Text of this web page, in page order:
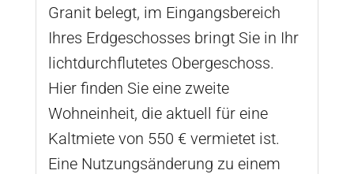
Granit belegt, im Eingangsbereich
Ihres Erdgeschosses bringt Sie in Ihr
lichtdurchflutetes Obergeschoss.
Hier finden Sie eine zweite
Wohneinheit, die aktuell für eine
Kaltmiete von 550 € vermietet ist.
Eine Nutzungsänderung zu einem